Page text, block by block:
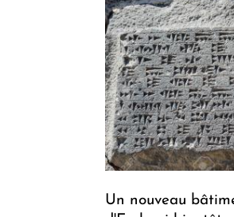
Un nouveau